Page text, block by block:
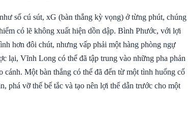
số cú sút, xG (bàn thắng kỳ vọng) ở từng phút, chúng
có lẽ không xuất hiện dồn dập. Bình Phước, với lợi
hơn đôi chút, nhưng vấp phải một hàng phòng ngự
lại, Vĩnh Long có thể đã tập trung vào những pha phản
cánh. Một bàn thắng có thể đã đến từ một tình huống cố
phá vỡ thế bế tắc và tạo nên lợi thế dẫn trước cho một